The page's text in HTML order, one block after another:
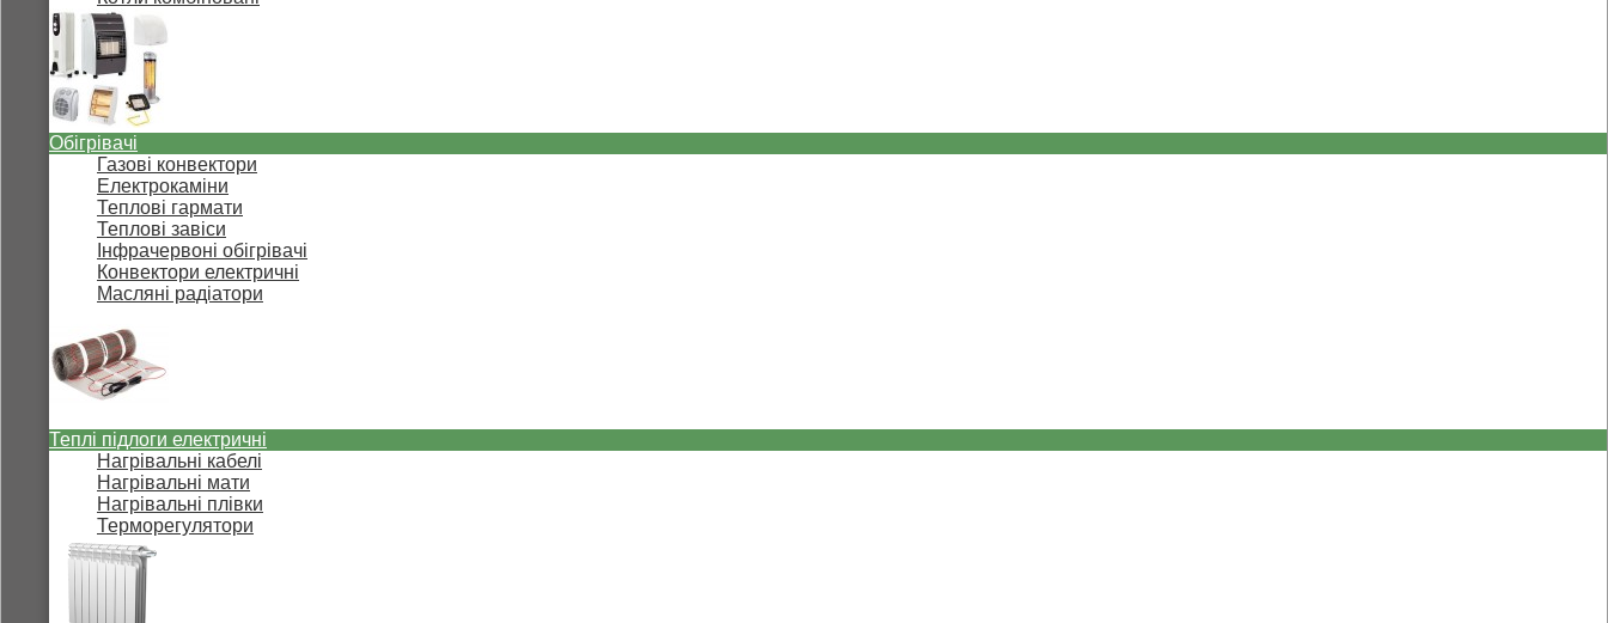
Обігрівачі
Газові конвектори
Електрокаміни
Теплові гармати
Теплові завіси
Інфрачервоні обігрівачі
Конвектори електричні
Масляні радіатори
Теплі підлоги електричні
Нагрівальні кабелі
Нагрівальні мати
Нагрівальні плівки
Терморегулятори